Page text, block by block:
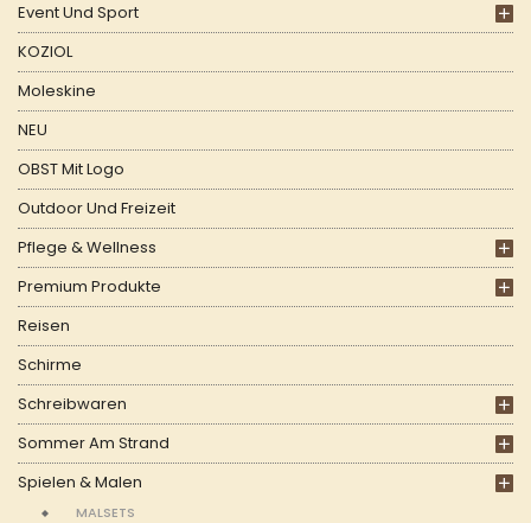
Event Und Sport
KOZIOL
Moleskine
NEU
OBST Mit Logo
Outdoor Und Freizeit
Pflege & Wellness
Premium Produkte
Reisen
Schirme
Schreibwaren
Sommer Am Strand
Spielen & Malen
MALSETS